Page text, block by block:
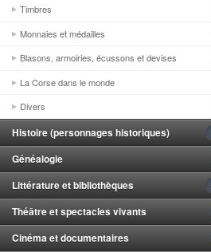
Timbres
Monnaies et médailles
Blasons, armoiries, écussons et devises
La Corse dans le monde
Divers
Histoire (personnages historiques)
Généalogie
Littérature et bibliothèques
Théâtre et spectacles vivants
Cinéma et documentaires